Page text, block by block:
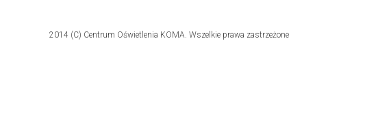
2014 (C) Centrum Oświetlenia KOMA. Wszelkie prawa zastrzeżone